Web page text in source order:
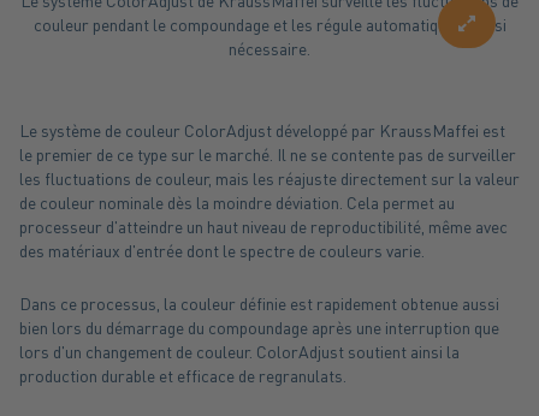
couleur pendant le compoundage et les régule automatiquement si
nécessaire.
Le système de couleur ColorAdjust développé par KraussMaffei est
le premier de ce type sur le marché. Il ne se contente pas de surveiller
les fluctuations de couleur, mais les réajuste directement sur la valeur
de couleur nominale dès la moindre déviation. Cela permet au
processeur d'atteindre un haut niveau de reproductibilité, même avec
des matériaux d'entrée dont le spectre de couleurs varie.
Dans ce processus, la couleur définie est rapidement obtenue aussi
bien lors du démarrage du compoundage après une interruption que
lors d'un changement de couleur. ColorAdjust soutient ainsi la
production durable et efficace de regranulats.